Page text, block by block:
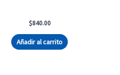
$840.00
Añadir al carrito